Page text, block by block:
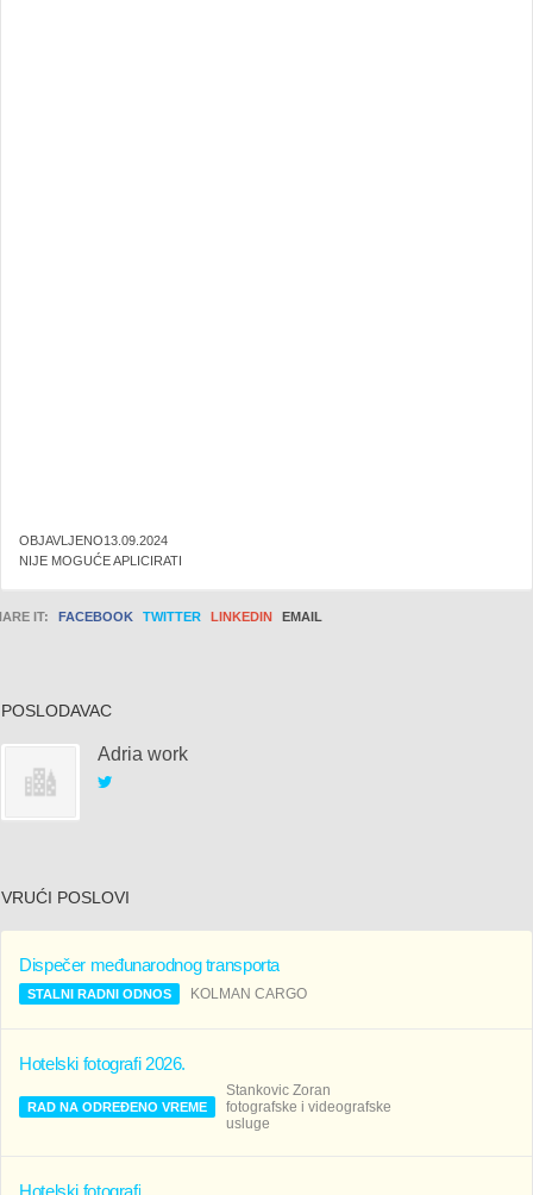
OBJAVLJENO13.09.2024
NIJE MOGUĆE APLICIRATI
IT: FACEBOOK TWITTER LINKEDIN EMAIL
POSLODAVAC
Adria work
VRUĆI POSLOVI
Dispečer međunarodnog transporta
STALNI RADNI ODNOS KOLMAN CARGO
Hotelski fotografi 2026.
RAD NA ODREĐENO VREME
Stankovic Zoran
fotografske i videografske
usluge
Hotelski fotografi